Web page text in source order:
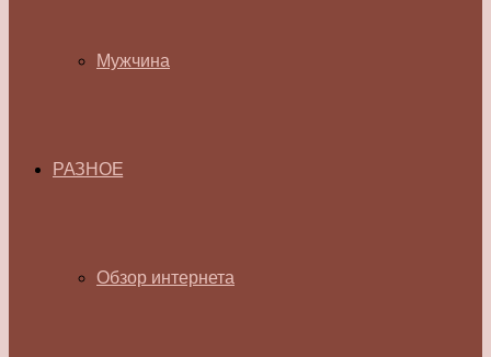
Мужчина
РАЗНОЕ
Обзор интернета